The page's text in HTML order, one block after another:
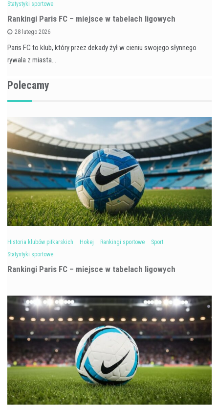
Statystyki sportowe
Rankingi Paris FC – miejsce w tabelach ligowych
28 lutego 2026
Paris FC to klub, który przez dekady żył w cieniu swojego słynnego
rywala z miasta…
Polecamy
Historia klubów piłkarskich Hokej Rankingi sportowe
Sport
Statystyki sportowe
Rankingi Paris FC – miejsce w tabelach ligowych